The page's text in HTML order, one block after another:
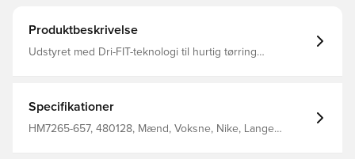
Produktbeskrivelse
Udstyret med Dri-FIT-teknologi til hurtig tørring
Specifikationer
HM7265-657, 480128, Mænd, Voksne, Nike, Lange